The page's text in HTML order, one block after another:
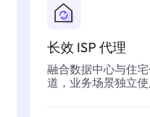
长效 ISP 代理
融合数据中心与住
道，业务场景独立使